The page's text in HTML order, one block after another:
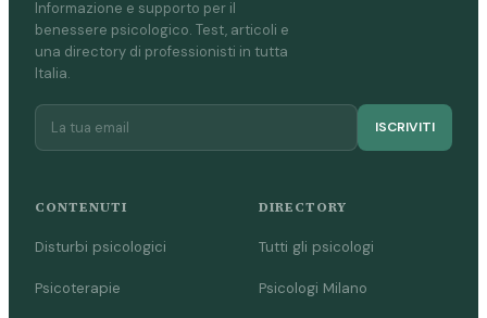
Informazione e supporto per il
benessere psicologico. Test, articoli e
una directory di professionisti in tutta
Italia.
ISCRIVITI
CONTENUTI
Disturbi psicologici
Psicoterapie
DIRECTORY
Tutti gli psicologi
Psicologi Milano